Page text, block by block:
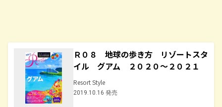
Ｒ０８ 地球の歩き方 リゾートスタ
イル グアム ２０２０～２０２１
Resort Style
2019.10.16 発売